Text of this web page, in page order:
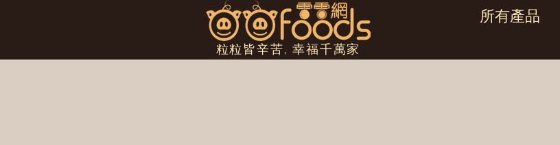
粒粒皆辛苦, 幸福千萬家
所有產品